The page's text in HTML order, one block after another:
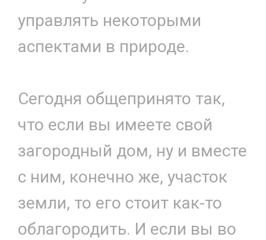
управлять некоторыми
аспектами в природе.
Сегодня общепринято так,
что если вы имеете свой
загородный дом, ну и вместе
с ним, конечно же, участок
земли, то его стоит как-то
облагородить. И если вы во